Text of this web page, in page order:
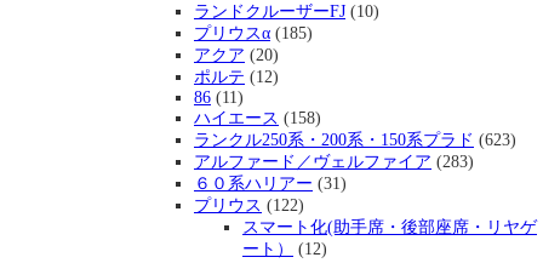
ランドクルーザーFJ (10)
プリウスα (185)
アクア (20)
ポルテ (12)
86 (11)
ハイエース (158)
ランクル250系・200系・150系プラド (623)
アルファード／ヴェルファイア (283)
６０系ハリアー (31)
プリウス (122)
スマート化(助手席・後部座席・リヤゲ
ート）
(12)